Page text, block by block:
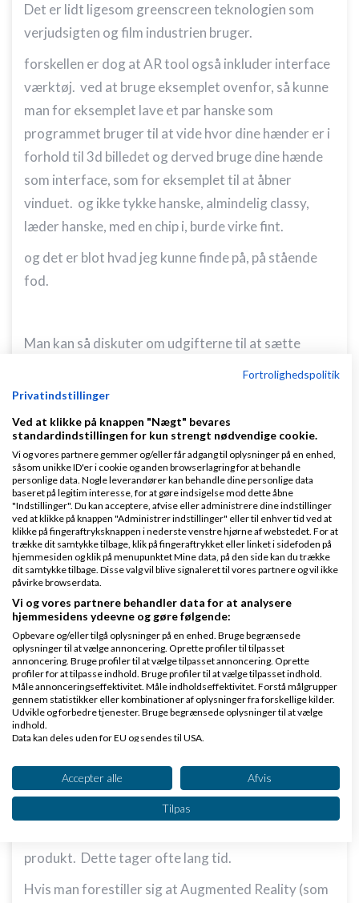
Det er lidt ligesom greenscreen teknologien som
verjudsigten og film industrien bruger.
forskellen er dog at AR tool også inkluder interface
værktøj. ved at bruge eksemplet ovenfor, så kunne
man for eksemplet lave et par hanske som
programmet bruger til at vide hvor dine hænder er i
forhold til 3d billedet og derved bruge dine hænde
som interface, som for eksemplet til at åbner
vinduet. og ikke tykke hanske, almindelig classy,
læder hanske, med en chip i, burde virke fint.
og det er blot hvad jeg kunne finde på, på stående
fod.
Man kan så diskuter om udgifterne til at sætte
men med lidt kreativitet, så burde man nok kunne
finde på alle mulige ting, men jo, spil, og
underholdning generelt, er nok en af de steder hvor
der er størst muligheder, og en sjovt gimmick kan
sagtens være god forretning.
Svar
birgissonSkrevet06-12-2009kl. 06:39
Jeg kan ikke lade være med at tænke på
mulighederne indenforproduktudvikling. I dag
bruger mange firmaer utrolige beløb på at få
produkt. Dette tager ofte lang tid.
Hvis man forestiller sig at Augmented Reality (som
Fortrolighedspolitik
Privatindstillinger
Ved at klikke på knappen "Nægt" bevares
standardindstillingen for kun strengt nødvendige cookie.
Vi og vores partnere gemmer og/eller får adgang til oplysninger på en enhed,
såsom unikke ID'er i cookie og anden browserlagring for at behandle
personlige data. Nogle leverandører kan behandle dine personlige data
baseret på legitim interesse, for at gøre indsigelse mod dette åbne
"Indstillinger". Du kan acceptere, afvise eller administrere dine indstillinger
ved at klikke på knappen "Administrer indstillinger" eller til enhver tid ved at
klikke på fingeraftryksknappen i nederste venstre hjørne af webstedet. For at
trække dit samtykke tilbage, klik på fingeraftrykket eller linket i sidefoden på
hjemmesiden og klik på menupunktet Mine data, på den side kan du trække
dit samtykke tilbage. Disse valg vil blive signaleret til vores partnere og vil ikke
påvirke browserdata.
Vi og vores partnere behandler data for at analysere
hjemmesidens ydeevne og gøre følgende:
Opbevare og/eller tilgå oplysninger på en enhed. Bruge begrænsede
oplysninger til at vælge annoncering. Oprette profiler til tilpasset
annoncering. Bruge profiler til at vælge tilpasset annoncering. Oprette
profiler for at tilpasse indhold. Bruge profiler til at vælge tilpasset indhold.
Måle annonceringseffektivitet. Måle indholdseffektivitet. Forstå målgrupper
gennem statistikker eller kombinationer af oplysninger fra forskellige kilder.
Udvikle og forbedre tjenester. Bruge begrænsede oplysninger til at vælge
indhold.
Data kan deles uden for EU og sendes til USA.
Se partnerliste (2 IAB-leverandører)
Vi bruger dine data til følgende formål:
IAB's behandlingsformål:
enhed
Bruge begrænsede oplysninger til at vælge
Accepter alle Afvis
Tilpas